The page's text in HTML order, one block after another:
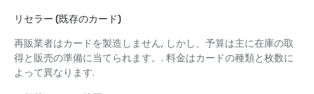
リセラー (既存のカード)
再販業者はカードを製造しません, しかし、予算は主に在庫の取
得と販売の準備に当てられます。. 料金はカードの種類と枚数に
よって異なります.